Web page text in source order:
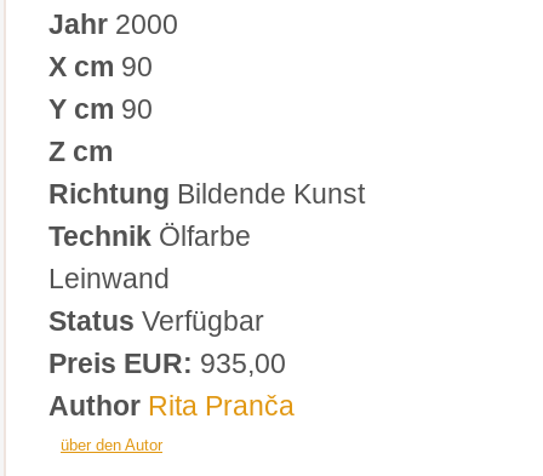
Jahr 2000
X cm 90
Y cm 90
Z cm
Richtung Bildende Kunst
Technik Ölfarbe
Leinwand
Status Verfügbar
Preis EUR: 935,00
Author Rita Pranča
über den Autor